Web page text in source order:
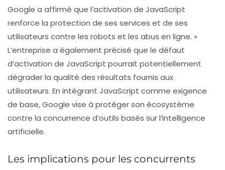
Google a affirmé que l’activation de JavaScript
renforce la protection de ses services et de ses
utilisateurs contre les robots et les abus en ligne. »
L’entreprise a également précisé que le défaut
d’activation de JavaScript pourrait potentiellement
dégrader la qualité des résultats fournis aux
utilisateurs. En intégrant JavaScript comme exigence
de base, Google vise à protéger son écosystème
contre la concurrence d’outils basés sur l’intelligence
artificielle.
Les implications pour les concurrents